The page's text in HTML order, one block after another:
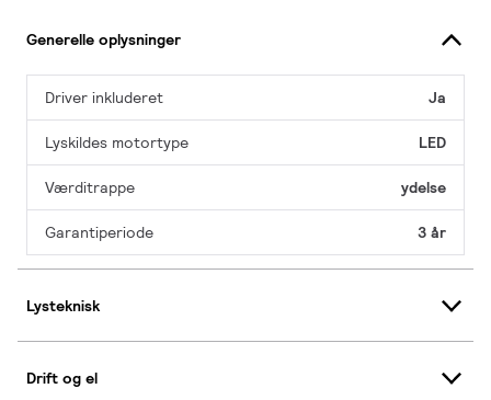
Generelle oplysninger
Driver inkluderet Ja
Lyskildes motortype LED
Værditrappe ydelse
Garantiperiode 3 år
Lysteknisk
Drift og el